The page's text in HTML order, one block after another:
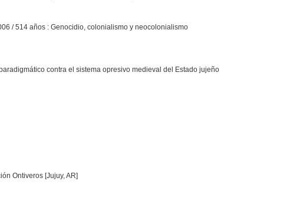
/ 514 años : Genocidio, colonialismo y neocolonialismo
contra el sistema opresivo medieval del Estado jujeño
Ontiveros [Jujuy, AR]